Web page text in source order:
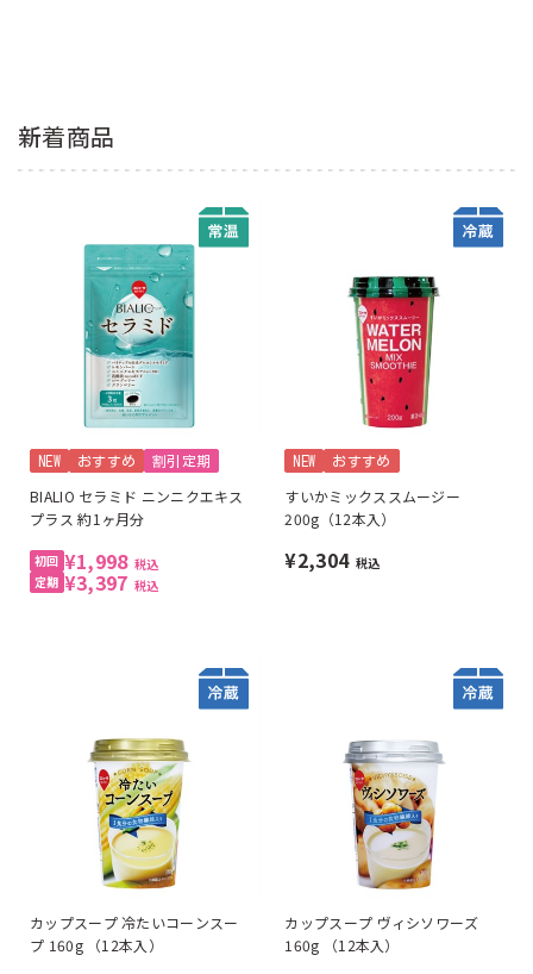
新着商品
NEW おすすめ 割引定期
BIALIO セラミド ニンニクエキス
プラス 約1ヶ月分
¥1,998 税込
¥3,397 税込
NEW おすすめ
すいかミックススムージー
200g（12本入）
¥2,304 税込
カップスープ 冷たいコーンスー
プ 160g （12本入）
カップスープ ヴィシソワーズ
160g （12本入）